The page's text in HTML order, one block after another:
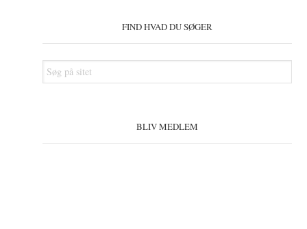
FIND HVAD DU SØGER
Søg
på
BLIV MEDLEM